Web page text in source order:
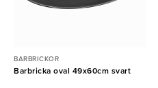
BARBRICKOR
Barbricka oval 49x60cm svart